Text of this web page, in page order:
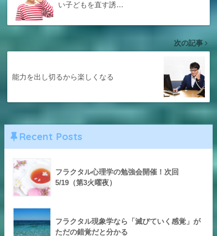
い子どもを直す誘…
次の記事
能力を出し切るから楽しくなる
Recent Posts
フラクタル心理学の勉強会開催！次回
5/19（第3火曜夜）
フラクタル現象学なら「滅びていく感覚」が
ただの錯覚だと分かる